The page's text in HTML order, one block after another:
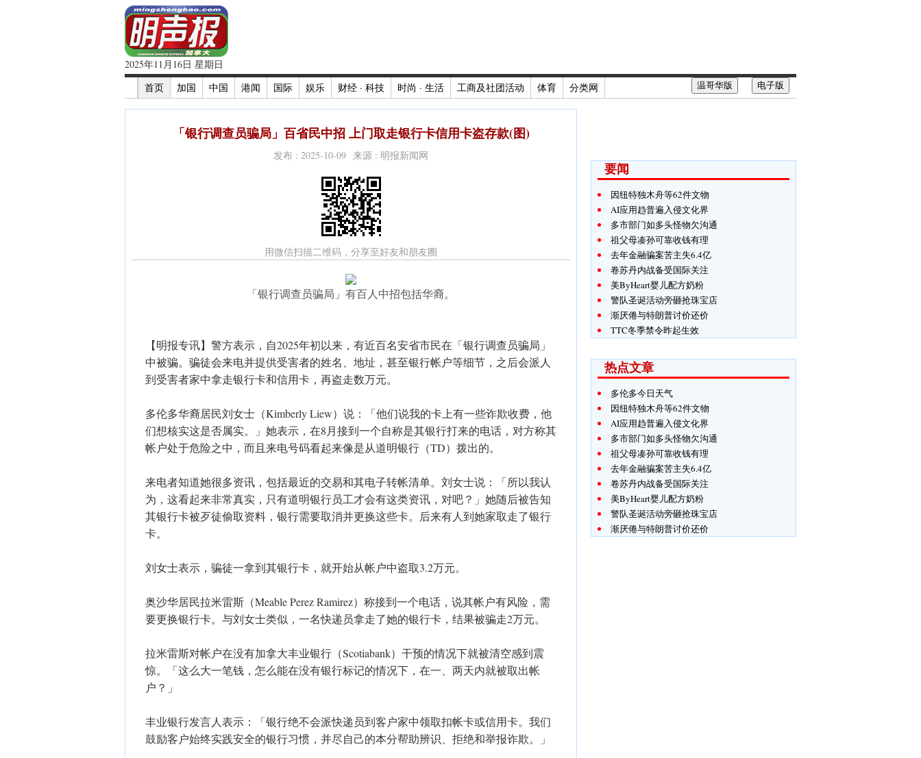
2025年11月16日 星期日
首页
加国 中国 港闻 国际 娱乐 财经 · 科技 时尚 · 生活 工商及社团活动 体育 分类网 电子版
温哥华版
「银行调查员骗局」百省民中招 上门取走银行卡信用卡盗存款(图)
发布 : 2025-10-09 来源 : 明报新闻网
用微信扫描二维码，分享至好友和朋友圈
「银行调查员骗局」有百人中招包括华裔。
【明报专讯】警方表示，自2025年初以来，有近百名安省市民在「银行调查员骗局」
中被骗。骗徒会来电并提供受害者的姓名、地址，甚至银行帐户等细节，之后会派人
到受害者家中拿走银行卡和信用卡，再盗走数万元。
多伦多华裔居民刘女士（Kimberly Liew）说：「他们说我的卡上有一些诈欺收费，他
们想核实这是否属实。」她表示，在8月接到一个自称是其银行打来的电话，对方称其
帐户处于危险之中，而且来电号码看起来像是从道明银行（TD）拨出的。
来电者知道她很多资讯，包括最近的交易和其电子转帐清单。刘女士说：「所以我认
为，这看起来非常真实，只有道明银行员工才会有这类资讯，对吧？」她随后被告知
其银行卡被歹徒偷取资料，银行需要取消并更换这些卡。后来有人到她家取走了银行
卡。
刘女士表示，骗徒一拿到其银行卡，就开始从帐户中盗取3.2万元。
奥沙华居民拉米雷斯（Meable Perez Ramirez）称接到一个电话，说其帐户有风险，需
要更换银行卡。与刘女士类似，一名快递员拿走了她的银行卡，结果被骗走2万元。
拉米雷斯对帐户在没有加拿大丰业银行（Scotiabank）干预的情况下就被清空感到震
惊。「这么大一笔钱，怎么能在没有银行标记的情况下，在一、两天内就被取出帐
户？」
丰业银行发言人表示：「银行绝不会派快递员到客户家中领取扣帐卡或信用卡。我们
鼓励客户始终实践安全的银行习惯，并尽自己的本分帮助辨识、拒绝和举报诈欺。」
要闻
因纽特独木舟等62件文物
AI应用趋普遍入侵文化界
多市部门如多头怪物欠沟通
祖父母凑孙可靠收钱有理
去年金融骗案苦主失6.4亿
卷苏丹内战备受国际关注
美ByHeart婴儿配方奶粉
警队圣诞活动旁砸抢珠宝店
渐厌倦与特朗普讨价还价
TTC冬季禁令昨起生效
热点文章
多伦多今日天气
因纽特独木舟等62件文物
AI应用趋普遍入侵文化界
多市部门如多头怪物欠沟通
祖父母凑孙可靠收钱有理
去年金融骗案苦主失6.4亿
卷苏丹内战备受国际关注
美ByHeart婴儿配方奶粉
警队圣诞活动旁砸抢珠宝店
渐厌倦与特朗普讨价还价